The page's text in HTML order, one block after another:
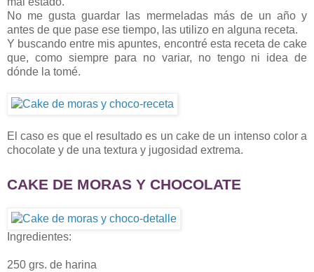
No me gusta guardar las mermeladas más de un año y
antes de que pase ese tiempo, las utilizo en alguna receta.
Y buscando entre mis apuntes, encontré esta receta de cake
que, como siempre para no variar, no tengo ni idea de
dónde la tomé.
El caso es que el resultado es un cake de un intenso color a
chocolate y de una textura y jugosidad extrema.
CAKE DE MORAS Y CHOCOLATE
Ingredientes:
250 grs. de harina